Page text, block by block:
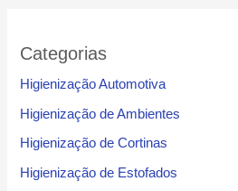
Categorias
Higienização Automotiva
Higienização de Ambientes
Higienização de Cortinas
Higienização de Estofados